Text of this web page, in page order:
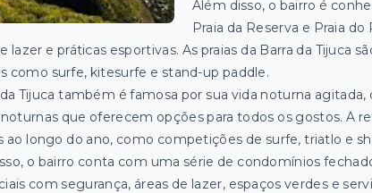
Além disso, o bairro é
Praia da Reserva e Praia
lazer e práticas esportivas. As praias da Barra da Tijuca
como surfe, kitesurfe e stand-up paddle.
Tijuca também é famosa por sua vida noturna
noturnas que oferecem opções para todos os gostos. A
ao longo do ano, como competições de surfe, triatlo e
o bairro conta com uma série de condomínios
com segurança, áreas de lazer, espaços verdes e